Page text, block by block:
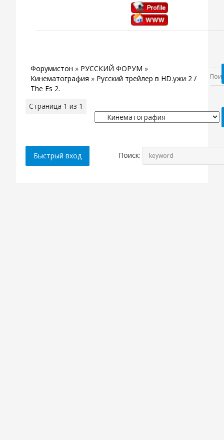
Форумистон » РУССКИЙ ФОРУМ »
Кинематография » Русский трейлер в HD.ужи 2 /
The Es 2.
Страница 1 из 1
Поиск: